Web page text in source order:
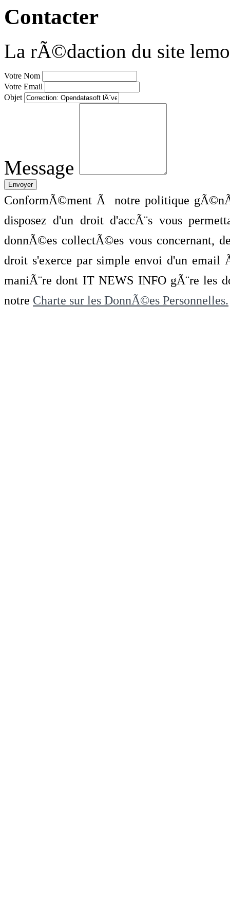
Contacter
La rÃ©daction du site
Votre Nom
Votre Email
Objet
Message
ConformÃ©ment Ã notre politique
disposez d'un droit d'accÃ¨s vous
donnÃ©es collectÃ©es vous concernant,
droit s'exerce par simple envoi d'un
maniÃ¨re dont IT NEWS INFO gÃ¨re les
notre Charte sur les DonnÃ©es Personnelles.